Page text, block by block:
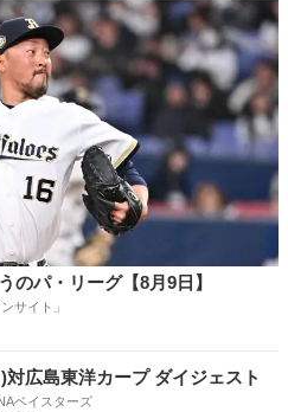
のパ・リーグ【8月9日】
サイト」
対広島東洋カープ ダイジェスト
ベイスターズ